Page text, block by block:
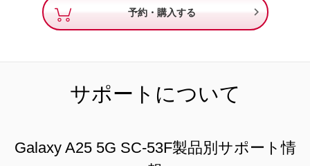
予約・購入する 
サポートについて
Galaxy A25 5G SC-53F製品別サポート情